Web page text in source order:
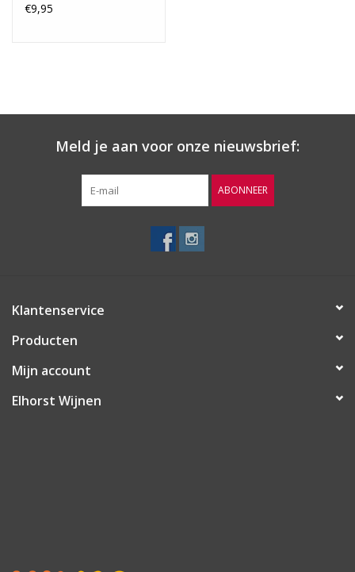
€9,95
Meld je aan voor onze nieuwsbrief:
ABONNEER
Klantenservice
Producten
Mijn account
Elhorst Wijnen